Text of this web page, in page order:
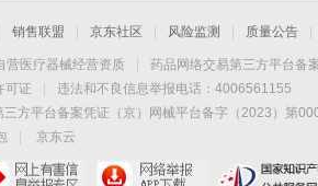
销售联盟 京东社区 风险监测 质量公告
营医疗器械经营资质 药品网络交易第三方平台备
可证
违法和不良信息举报电话：4006561155
三方平台备案凭证（京）网械平台备字（2023）第
京东云